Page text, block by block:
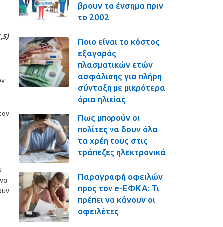
βρουν τα ένσημα πριν
το 2002
Ποιο είναι το κόστος
εξαγοράς
πλασματικών ετών
ασφάλισης για πλήρη
σύνταξη με μικρότερα
όρια ηλικίας
Πως μπορούν οι
πολίτες να δουν όλα
τα χρέη τους στις
τράπεζες ηλεκτρονικά
Παραγραφή οφειλών
προς τον e-ΕΦΚΑ: Τι
πρέπει να κάνουν οι
οφειλέτες